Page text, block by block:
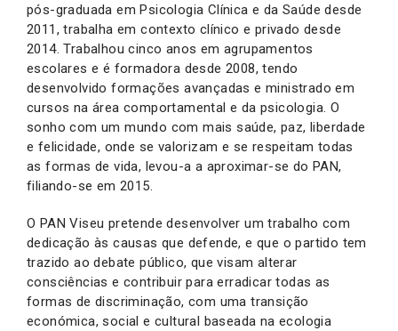
pós-graduada em Psicologia Clínica e da Saúde desde
2011, trabalha em contexto clínico e privado desde
2014. Trabalhou cinco anos em agrupamentos
escolares e é formadora desde 2008, tendo
desenvolvido formações avançadas e ministrado em
cursos na área comportamental e da psicologia. O
sonho com um mundo com mais saúde, paz, liberdade
e felicidade, onde se valorizam e se respeitam todas
as formas de vida, levou-a a aproximar-se do PAN,
filiando-se em 2015.
O PAN Viseu pretende desenvolver um trabalho com
dedicação às causas que defende, e que o partido tem
trazido ao debate público, que visam alterar
consciências e contribuir para erradicar todas as
formas de discriminação, com uma transição
económica, social e cultural baseada na ecologia